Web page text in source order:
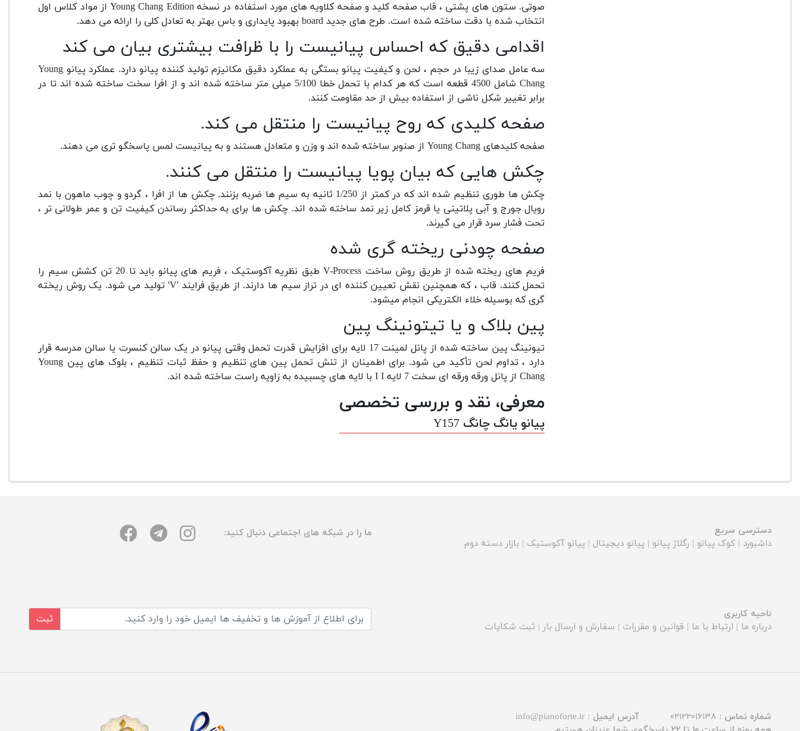
صوتی. ستون های پشتی ، قاب صفحه کلید و صفحه کلاویه های مورد استفاده در نسخه Young Chang Edition از مواد کلاس اول
انتخاب شده با دقت ساخته شده است. طرح های جدید board بهبود پایداری و باس بهتر به تعادل کلی را ارائه می دهد.
اقدامی دقیق که احساس پیانیست را با ظرافت بیشتری بیان می کند
سه عامل صدای زیبا در حجم ، لحن و کیفیت پیانو بستگی به عملکرد دقیق مکانیزم تولید کننده پیانو دارد. عملکرد پیانو Young
Chang شامل 4500 قطعه است که هر کدام با تحمل خطا 5/100 میلی متر ساخته شده اند و از افرا سخت ساخته شده اند تا در
برابر تغییر شکل ناشی از استفاده بیش از حد مقاومت کنند.
صفحه کلیدی که روح پیانیست را منتقل می کند.
صفحه کلیدهای Young Chang از صنوبر ساخته شده اند و وزن و متعادل هستند و به پیانیست لمس پاسخگو تری می دهند.
چکش هایی که بیان پویا پیانیست را منتقل می کنند.
چکش ها طوری تنظیم شده اند که در کمتر از 1/250 ثانیه به سیم ها ضربه بزنند. چکش ها از افرا ، گردو و چوب ماهون با نمد
رویال جورج و آبی پلاتینی یا قرمز کامل زیر نمد ساخته شده اند. چکش ها برای به حداکثر رساندن کیفیت تن و عمر طولانی تر ،
تحت فشار سرد قرار می گیرند.
صفحه چودنی ریخته گری شده
فریم های ریخته شده از طریق روش ساخت V-Process طبق نظریه آکوستیک ، فریم های پیانو باید تا 20 تن کشش سیم را
تحمل کنند. قاب ، که همچنین نقش تعیین کننده ای در تراز سیم ها دارند. از طریق فرایند 'V' تولید می شود. یک روش ریخته
گری که بوسیله خلاء الکتریکی انجام میشود.
پین بلاک و یا تیتونینگ پین
تیونینگ پین ساخته شده از پانل لمینت 17 لایه برای افزایش قدرت تحمل وقتی پیانو در یک سالن کنسرت یا سالن مدرسه قرار
دارد ، تداوم لحن تأکید می شود. برای اطمینان از تنش تحمل پین های تنظیم و حفظ ثبات تنظیم ، بلوک های پین Young
Chang از پانل ورقه ورقه ای سخت 7 لایه I I با لایه های چسبیده به زاویه راست ساخته شده اند.
معرفی، نقد و بررسی تخصصی
پیانو یانگ چانگ Y157
دسترسی سریع
داشبورد | کوک پیانو | رگلاژ پیانو | پیانو دیجیتال | پیانو آکوستیک | بازار دسته دوم
ما را در شبکه های اجتماعی دنبال کنید:
ناحیه کاربری
درباره ما | ارتباط با ما | قوانین و مقررات | سفارش و ارسال بار | ثبت شکایات
ثبت
شماره تماس : ۰۲۱۲۲۰۱۶۱۳۸ آدرس ایمیل : info@pianoforte.ir